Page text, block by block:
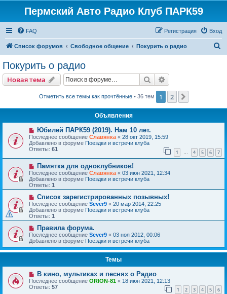
Пермский Авто Радио Клуб ПАРК59
FAQ Вход
Регистрация
Список форумов Свободное общение Покурить о радио
Покурить о радио
Новая тема Поиск
Отметить все темы как прочтённые• 36 тем 1 2
Объявления
Юбилей ПАРК59 (2019). Нам 10 лет.
Последнее сообщение Славянка « 28 окт 2019, 15:59
Добавлено в форуме Поездки и встречи клуба
Ответы: 61 1 … 4 5 6 7
Памятка для одноклубников!
Последнее сообщение Славянка « 03 июн 2021, 12:34
Добавлено в форуме Поездки и встречи клуба
Ответы: 1
Список зарегистрированных позывных!
Последнее сообщение Sever9 « 20 мар 2014, 22:25
Добавлено в форуме Поездки и встречи клуба
Ответы: 1
Правила форума.
Последнее сообщение Sever9 « 03 ноя 2012, 00:06
Добавлено в форуме Поездки и встречи клуба
Темы
В кино, мультиках и песнях о Радио
Последнее сообщение ORION-81 « 18 июн 2021, 12:13
Ответы: 57 1 2 3 4 5 6